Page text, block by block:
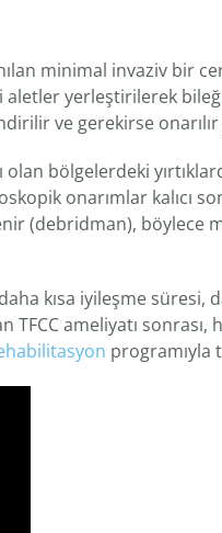
minimal invaziv
yerleştirilerek
ve gerekirse
bölgelerdeki
onarımlar kalıcı
(debridman), böylece
kısa iyileşme süresi,
ameliyatı
programıyla